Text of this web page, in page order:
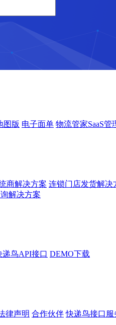
图版 电子面单 物流管家SaaS管
商解决方案 连锁门店发货解决
解决方案
递鸟API接口 DEMO下载
律声明 合作伙伴 快递鸟接口服